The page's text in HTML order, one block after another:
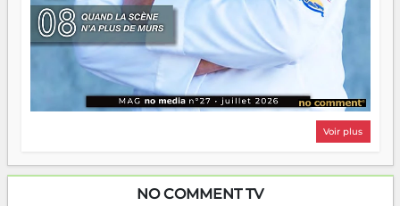
Voir plus
NO COMMENT TV